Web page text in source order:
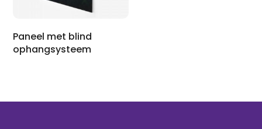
Paneel met blind
ophangsysteem